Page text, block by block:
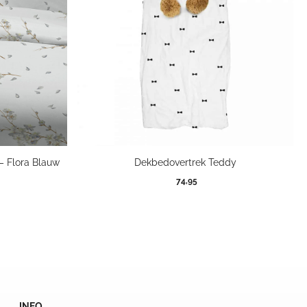
Flora Blauw Dekbedovertrek Teddy
74,95